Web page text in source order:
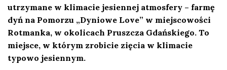
utrzymane w klimacie jesiennej atmosfery – farmę
dyń na Pomorzu „Dyniowe Love” w miejscowości
Rotmanka, w okolicach Pruszcza Gdańskiego. To
miejsce, w którym zrobicie zięcia w klimacie
typowo jesiennym.